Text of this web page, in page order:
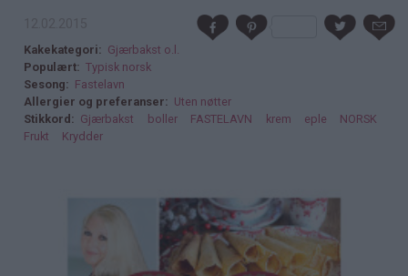
Kakekategori
Gjærbakst o.l.
Populært
Typisk norsk
Sesong
Fastelavn
Allergier og preferanser
Uten nøtter
Stikkord
Gjærbakst boller FASTELAVN krem eple
NORSK
Frukt
Krydder